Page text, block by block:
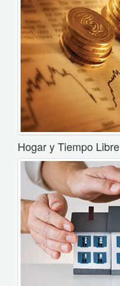
Hogar y Tiempo Libre